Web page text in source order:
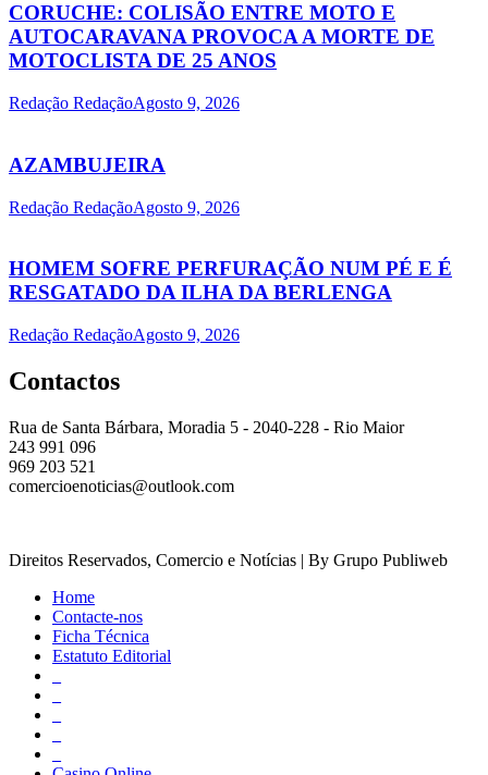
CORUCHE: COLISÃO ENTRE MOTO E
AUTOCARAVANA PROVOCA A MORTE DE
MOTOCLISTA DE 25 ANOS
Redação RedaçãoAgosto 9, 2026
AZAMBUJEIRA
Redação RedaçãoAgosto 9, 2026
HOMEM SOFRE PERFURAÇÃO NUM PÉ E É
RESGATADO DA ILHA DA BERLENGA
Redação RedaçãoAgosto 9, 2026
Contactos
Rua de Santa Bárbara, Moradia 5 - 2040-228 - Rio Maior
243 991 096
969 203 521
comercioenoticias@outlook.com
Direitos Reservados, Comercio e Notícias | By Grupo Publiweb
Home
Contacte-nos
Ficha Técnica
Estatuto Editorial